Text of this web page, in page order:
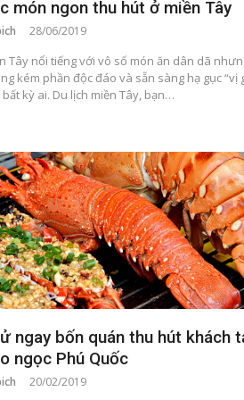
món ngon thu hút ở miền Tây
28/06/2019
Tây nổi tiếng với vô số món ăn dân dã
kém phần độc đáo và sẵn sàng hạ gục “vị
bất kỳ ai. Du lịch miền Tây, bạn…
ngay bốn quán thu hút khách
ngọc Phú Quốc
20/02/2019